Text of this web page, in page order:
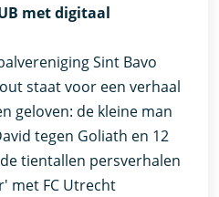
met digitaal
Sint Bavo
staat voor een verhaal
geloven: de kleine man
tegen Goliath en 12
tientallen persverhalen
met FC Utrecht